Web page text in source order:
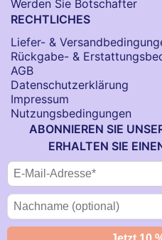
Werden Sie Botschafter
RECHTLICHES
Liefer- &
Rückgabe- &
AGB
Datenschutzerklärung
Impressum
Nutzungsbedingungen
ABONNIEREN SIE
ERHALTEN SIE